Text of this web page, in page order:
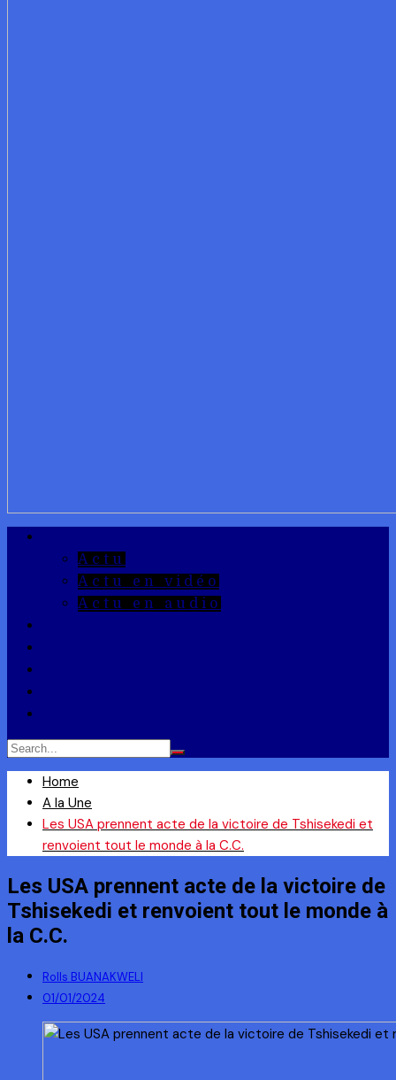
Actu
Actu en vidéo
Actu en audio
Home
A la Une
Les USA prennent acte de la victoire de Tshisekedi et
renvoient tout le monde à la C.C.
Les USA prennent acte de la victoire de
Tshisekedi et renvoient tout le monde à
la C.C.
Rolls BUANAKWELI
01/01/2024